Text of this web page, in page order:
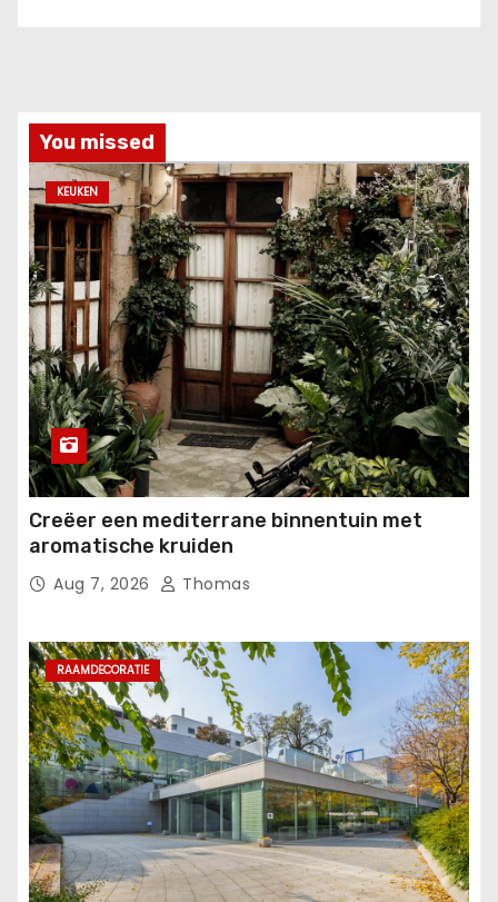
You missed
KEUKEN
Creëer een mediterrane binnentuin met
aromatische kruiden
Aug 7, 2026 Thomas
RAAMDECORATIE